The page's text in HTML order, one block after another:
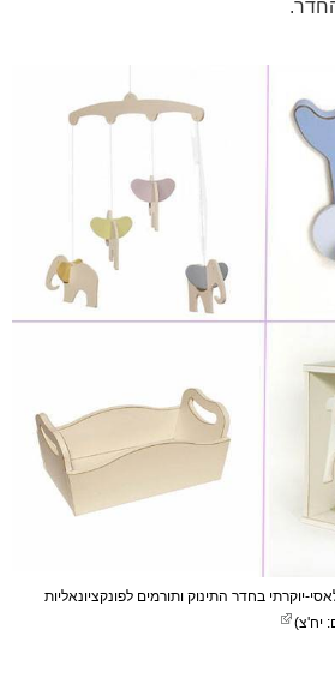
יוקרתי בחדר התינוק ותורמים לפונקציונאליות